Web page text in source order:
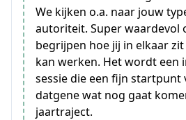
We kijken o.a. naar jouw
autoriteit. Super waardevol
begrijpen hoe jij in elkaar
kan werken. Het wordt een
sessie die een fijn startpunt
datgene wat nog gaat
jaartraject.